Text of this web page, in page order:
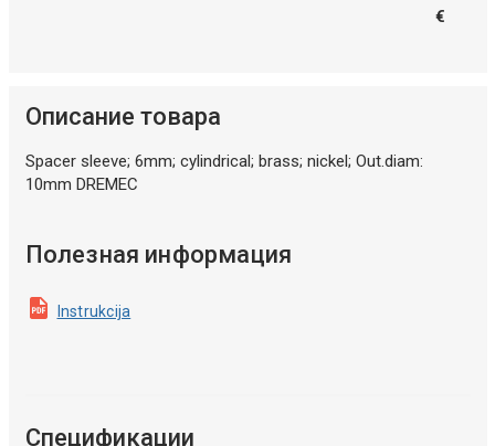
€
Описание товара
Spacer sleeve; 6mm; cylindrical; brass; nickel; Out.diam:
10mm DREMEC
Полезная информация
Instrukcija
Спецификации